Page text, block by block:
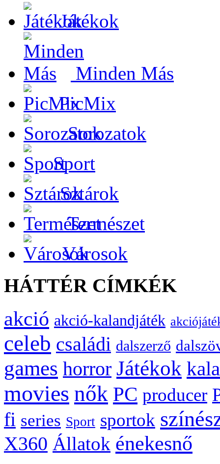
Játékok
Minden Más
PicMix
Sorozatok
Sport
Sztárok
Természet
Városok
HÁTTÉR CÍMKÉK
akció akció-kalandjáték
celeb családi dalszerző
games horror Játékok
movies nők PC producer
fi series Sport sportok
X360 Állatok énekesnő